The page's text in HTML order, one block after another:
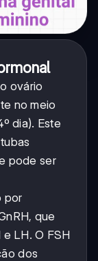
ovário
no meio
dia). Este
pode ser
por
que
LH. O FSH
dos